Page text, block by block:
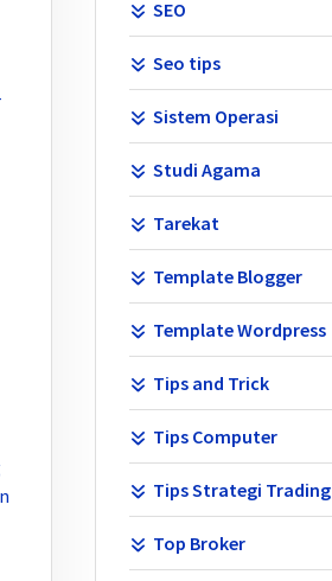
SEO
Seo tips
Sistem Operasi
Studi Agama
Tarekat
Template Blogger
Template Wordpress
Tips and Trick
Tips Computer
Tips Strategi Trading
Top Broker